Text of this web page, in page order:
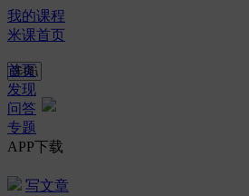
我的课程
米课首页
首页
发现
问答
专题
APP下载
写文章